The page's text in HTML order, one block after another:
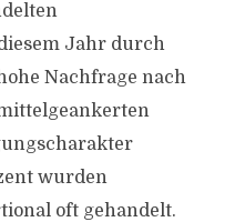
Jahr durch
Nachfrage nach
wurden
oft gehandelt.